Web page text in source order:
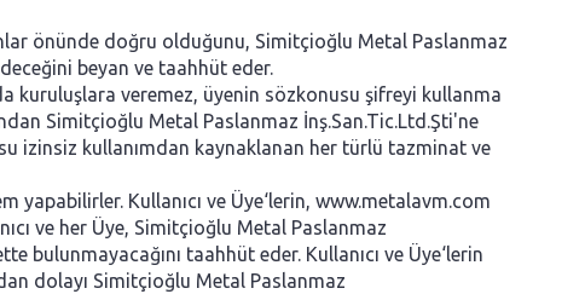
önünde doğru olduğunu, Simitçioğlu Metal Paslanmaz
beyan ve taahhüt eder.
kuruluşlara veremez, üyenin sözkonusu şifreyi kullanma
Simitçioğlu Metal Paslanmaz İnş.San.Tic.Ltd.Şti'ne
izinsiz kullanımdan kaynaklanan her türlü tazminat ve
Kullanıcı ve Üye‘lerin, www.metalavm.com
ve her Üye, Simitçioğlu Metal Paslanmaz
taahhüt eder. Kullanıcı ve Üye‘lerin
dolayı Simitçioğlu Metal Paslanmaz